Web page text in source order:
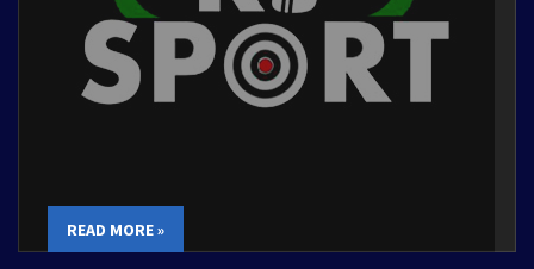
READ MORE »